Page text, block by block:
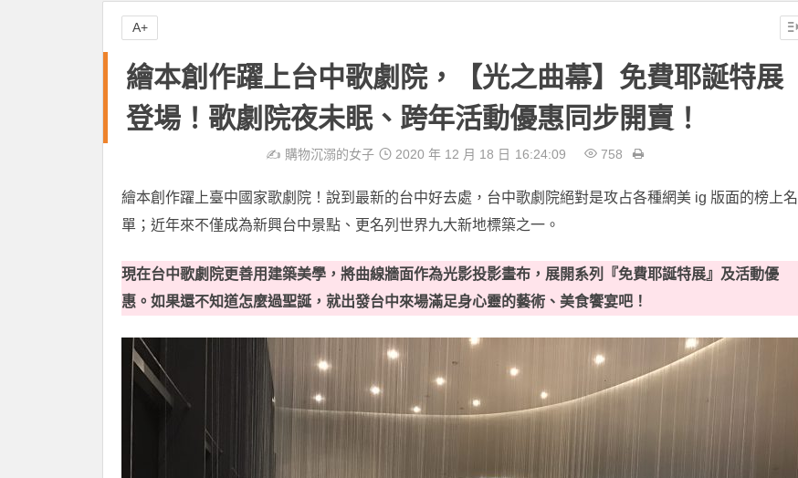
繪本創作躍上台中歌劇院，【光之曲幕】免費耶誕特展
登場！歌劇院夜未眠、跨年活動優惠同步開賣！
✍️ 購物沉溺的女子 2020 年 12 月 18 日 16:24:09 758
繪本創作躍上臺中國家歌劇院！說到最新的台中好去處，台中歌劇院絕對是攻占各種網美 ig 版面的榜上名
單；近年來不僅成為新興台中景點、更名列世界九大新地標築之一。
現在台中歌劇院更善用建築美學，將曲線牆面作為光影投影畫布，展開系列『免費耶誕特展』及活動優
惠。如果還不知道怎麼過聖誕，就出發台中來場滿足身心靈的藝術、美食饗宴吧！
A+